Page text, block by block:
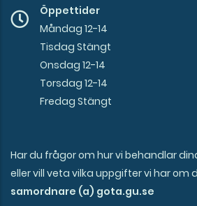
Öppettider
Måndag 12-14
Tisdag Stängt
Onsdag 12-14
Torsdag 12-14
Fredag Stängt
Har du frågor om hur vi behandlar
eller vill veta vilka uppgifter vi har om
samordnare (a) gota.gu.se